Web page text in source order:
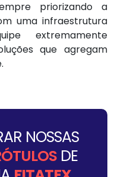
priorizando a
uma infraestrutura
extremamente
que agregam
NOSSAS
DE